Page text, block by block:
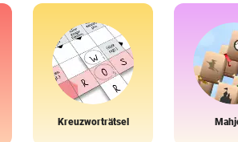
Kreuzworträtsel